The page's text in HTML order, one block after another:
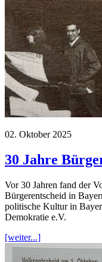
02. Oktober 2025
30 Jahre
Vor 30 Jahren fand der
Bürgerentscheid in
politische Kultur in
Demokratie e.V.
[weiter...]